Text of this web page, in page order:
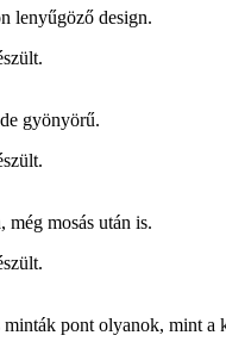
lenyűgöző design.
gyönyörű.
mosás után is.
pont olyanok, mint a